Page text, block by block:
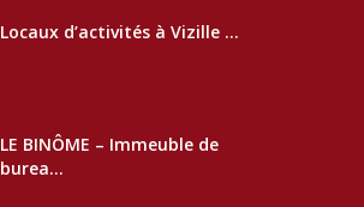
Locaux d’activités à Vizille ...
LE BINÔME – Immeuble de
burea...